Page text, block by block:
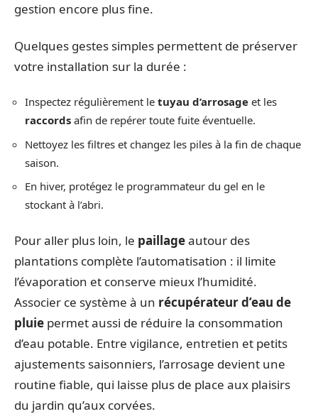
gestion encore plus fine.
Quelques gestes simples permettent de préserver
votre installation sur la durée :
Inspectez régulièrement le tuyau d’arrosage et les
raccords afin de repérer toute fuite éventuelle.
Nettoyez les filtres et changez les piles à la fin de chaque
saison.
En hiver, protégez le programmateur du gel en le
stockant à l’abri.
Pour aller plus loin, le paillageautour des
plantations complète l’automatisation : il limite
l’évaporation et conserve mieux l’humidité.
Associer ce système à un récupérateur d’eau de
pluie permet aussi de réduire la consommation
d’eau potable. Entre vigilance, entretien et petits
ajustements saisonniers, l’arrosage devient une
routine fiable, qui laisse plus de place aux plaisirs
du jardin qu’aux corvées.